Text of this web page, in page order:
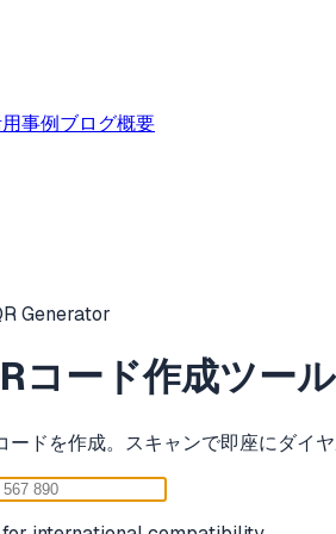
事例ブログ概要
Generator
コード作成ツール
ドを作成。スキャンで即座にダイヤ